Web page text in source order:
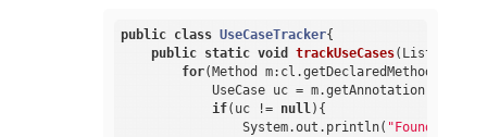
public class UseCaseTracker{
public static void trackUseCases
for(Method m:cl.getDeclaredMethods()){
            UseCase uc = m.getAnnotation(UseCase
if(uc != null){
                System.out.println(
"Found Use